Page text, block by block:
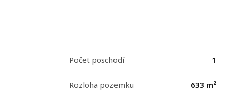
Počet poschodí 1
Rozloha pozemku 633 m²